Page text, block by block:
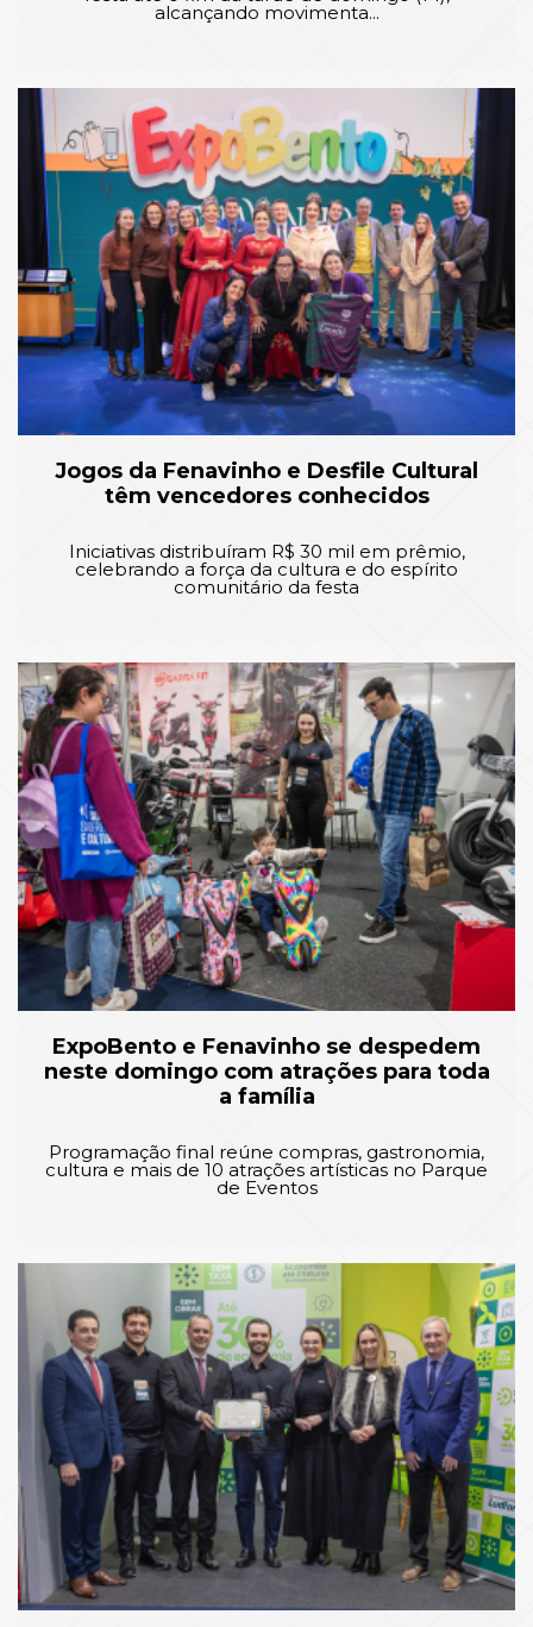
alcançando movimenta...
Jogos da Fenavinho e Desfile Cultural
têm vencedores conhecidos
Iniciativas distribuíram R$ 30 mil em prêmio,
celebrando a força da cultura e do espírito
comunitário da festa
ExpoBento e Fenavinho se despedem
neste domingo com atrações para toda
a família
Programação final reúne compras, gastronomia,
cultura e mais de 10 atrações artísticas no Parque
de Eventos